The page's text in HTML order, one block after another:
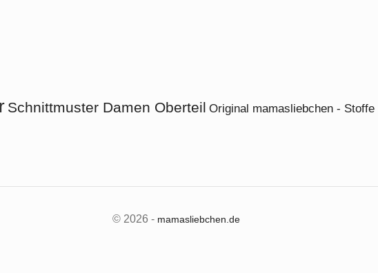
Schnittmuster Damen Oberteil Original mamasliebchen - Stoffe
© 2026 - mamasliebchen.de